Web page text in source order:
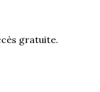
gratuite.